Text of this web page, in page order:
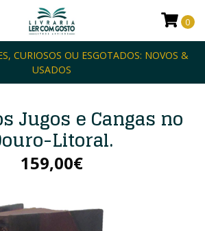
CURIOSOS OU ESGOTADOS: NOVOS &
USADOS
0
Jugos e Cangas no
Litoral.
159,00€